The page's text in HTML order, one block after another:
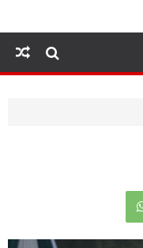
الموصل